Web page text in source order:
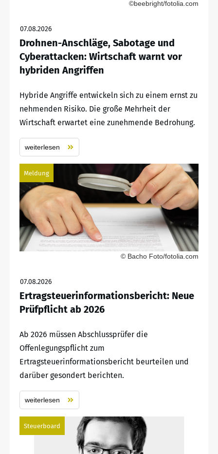
©beebright/fotolia.com
07.08.2026
Drohnen-Anschläge, Sabotage und
Cyberattacken: Wirtschaft warnt vor
hybriden Angriffen
Hybride Angriffe entwickeln sich zu einem ernst zu
nehmenden Risiko. Die große Mehrheit der
Wirtschaft erwartet eine zunehmende Bedrohung.
weiterlesen
Meldung
© Bacho Foto/fotolia.com
07.08.2026
Ertragsteuerinformationsbericht: Neue
Prüfpflicht ab 2026
Ab 2026 müssen Abschlussprüfer die
Offenlegungspflicht zum
Ertragsteuerinformationsbericht beurteilen und
darüber gesondert berichten.
weiterlesen
Steuerboard